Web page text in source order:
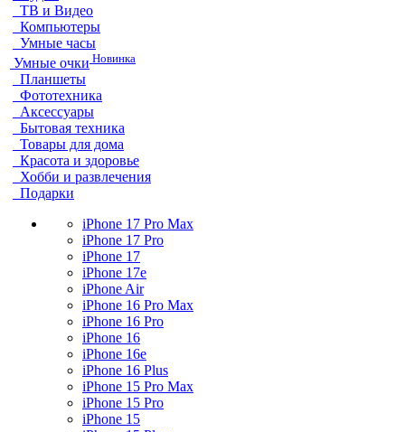
ТВ и Видео
Компьютеры
Умные часы
Умные очки Новинка
Планшеты
Фототехника
Аксессуары
Бытовая техника
Товары для дома
Красота и здоровье
Хобби и развлечения
Подарки
iPhone 17 Pro Max
iPhone 17 Pro
iPhone 17
iPhone 17e
iPhone Air
iPhone 16 Pro Max
iPhone 16 Pro
iPhone 16
iPhone 16e
iPhone 16 Plus
iPhone 15 Pro Max
iPhone 15 Pro
iPhone 15